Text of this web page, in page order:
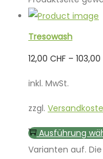
Tresowash
12,00 CHF – 103,00
inkl. MwSt.
zzgl.
Ausführung
Varianten auf.